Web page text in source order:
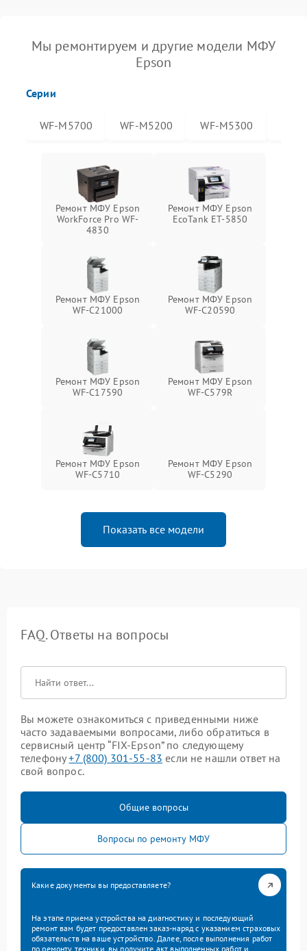
Мы ремонтируем и другие модели МФУ
Epson
Серии
WF-M5700 WF-M5200 WF-M5300
Ремонт МФУ Epson
WorkForce Pro WF-
4830
Ремонт МФУ Epson
EcoTank ET-5850
Ремонт МФУ Epson
WF-C21000
Ремонт МФУ Epson
WF-C20590
Ремонт МФУ Epson
WF-C17590
Ремонт МФУ Epson
WF-C579R
Ремонт МФУ Epson
WF-C5710
Ремонт МФУ Epson
WF-C5290
Показать все модели
FAQ. Ответы на вопросы
Вы можете ознакомиться с приведенными ниже
часто задаваемыми вопросами, либо обратиться в
сервисный центр “FIX-Epson” по следующему
телефону+7 (800) 301-55-83 если не нашли ответ на
свой вопрос.
Общие вопросы
Вопросы по ремонту МФУ
Какие документы вы предоставляете?
На этапе приема устройства на диагностику и последующий
ремонт вам будет предоставлен заказ-наряд с указанием страховых
обязательств на ваше устройство. Далее, после выполнения работ
по ремонту техники, вы получите акт выполненных работ и